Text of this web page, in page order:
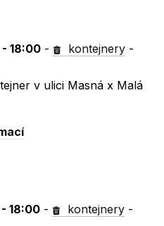
18:00 - kontejnery -
v ulici Masná x Malá
18:00 - kontejnery -